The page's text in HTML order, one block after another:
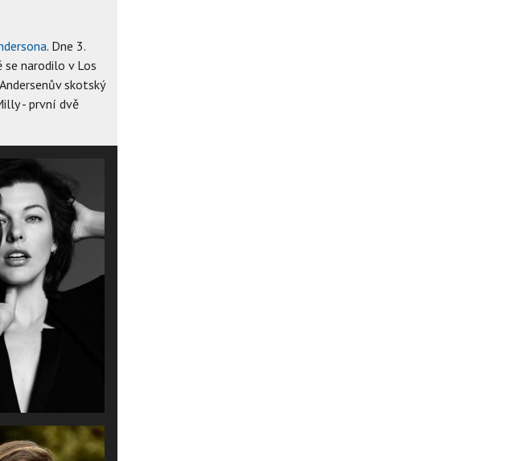
. Dne 3.
narodilo v Los
skotský
- první dvě